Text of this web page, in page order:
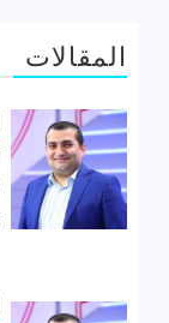
المقالات